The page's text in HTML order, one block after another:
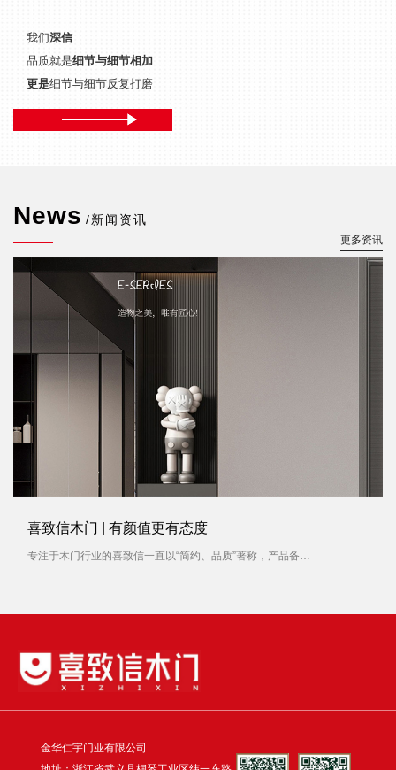
我们深信
品质就是细节与细节相加
更是细节与细节反复打磨
News /新闻资讯
更多资讯
喜致信木门 | 有颜值更有态度
专注于木门行业的喜致信一直以“简约、品质”著称，产品备受消费者青睐。对待每一扇木门产品，喜致信木门容不得有一丝马虎，就像对待一件艺术品，从选材到制作，每一个过程都被严格要求。
金华仁宇门业有限公司